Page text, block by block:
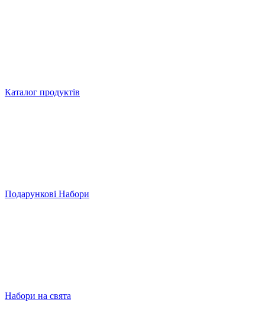
Каталог продуктів
Подарункові Набори
Набори на свята